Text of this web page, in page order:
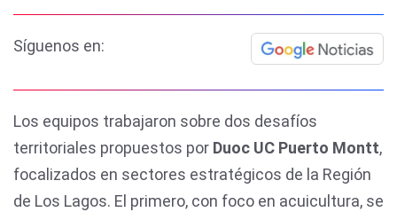
Síguenos en:
Los equipos trabajaron sobre dos desafíos
territoriales propuestos por Duoc UC Puerto Montt,
focalizados en sectores estratégicos de la Región
de Los Lagos. El primero, con foco en acuicultura, se